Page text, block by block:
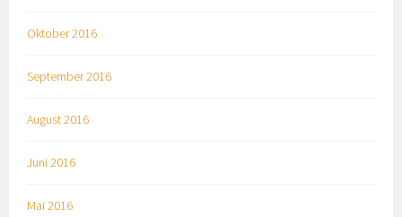
Oktober 2016
September 2016
August 2016
Juni 2016
Mai 2016